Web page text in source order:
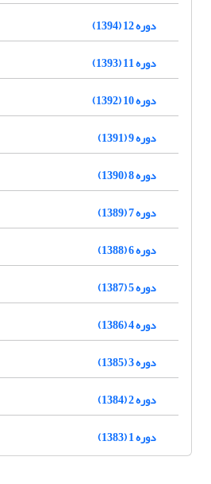
دوره 12 (1394)
دوره 11 (1393)
دوره 10 (1392)
دوره 9 (1391)
دوره 8 (1390)
دوره 7 (1389)
دوره 6 (1388)
دوره 5 (1387)
دوره 4 (1386)
دوره 3 (1385)
دوره 2 (1384)
دوره 1 (1383)